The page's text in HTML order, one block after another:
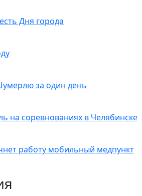
Дня города
за один день
на соревнованиях в Челябинске
работу мобильный медпункт